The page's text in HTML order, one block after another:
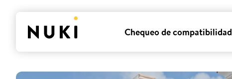
Chequeo de compatibilidad